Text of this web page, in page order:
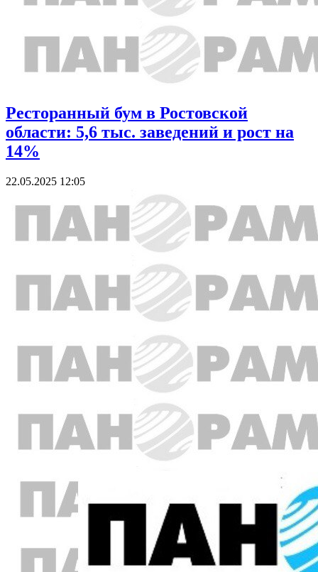
Ресторанный бум в Ростовской
области: 5,6 тыс. заведений и рост на
14%
22.05.2025 12:05